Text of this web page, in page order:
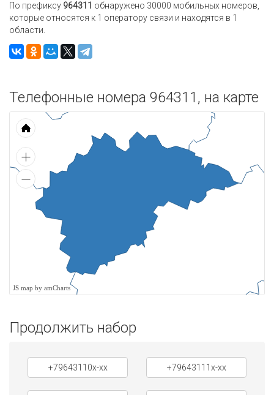
По префиксу 964311 обнаружено 30000 мобильных номеров,
которые относятся к 1 оператору связи и находятся в 1
области.
Телефонные номера 964311, на карте
JS map by amCharts
Продолжить набор
+79643110x-xx +79643111x-xx